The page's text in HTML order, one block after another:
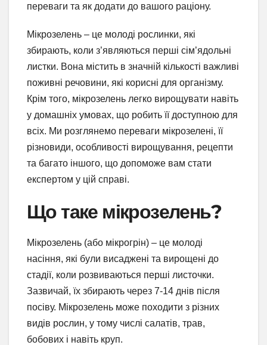
переваги та як додати до вашого раціону.
Мікрозелень – це молоді рослинки, які
збирають, коли з’являються перші сім’ядольні
листки. Вона містить в значній кількості важливі
поживні речовини, які корисні для організму.
Крім того, мікрозелень легко вирощувати навіть
у домашніх умовах, що робить її доступною для
всіх. Ми розглянемо переваги мікрозелені, її
різновиди, особливості вирощування, рецепти
та багато іншого, що допоможе вам стати
експертом у цій справі.
Що таке мікрозелень?
Мікрозелень (або мікрогрін) – це молоді
насіння, які були висаджені та вирощені до
стадії, коли розвиваються перші листочки.
Зазвичай, їх збирають через 7-14 днів після
посіву. Мікрозелень може походити з різних
видів рослин, у тому числі салатів, трав,
бобових і навіть круп.